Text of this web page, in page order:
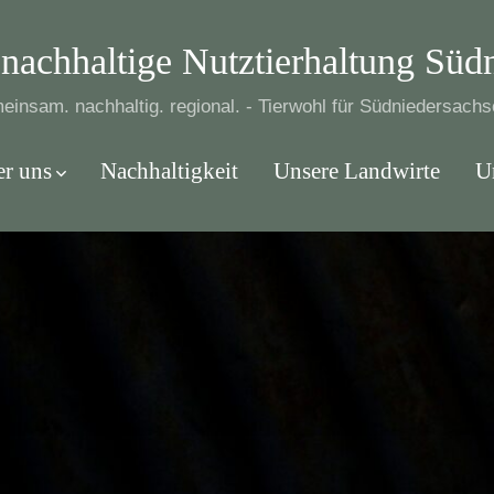
Nutztierhaltung
nachhaltig. regional. - Tierwohl für
uns Nachhaltigkeit Unsere Landwirte